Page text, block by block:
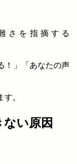
さを指摘する
！」「あなたの声
。
い原因